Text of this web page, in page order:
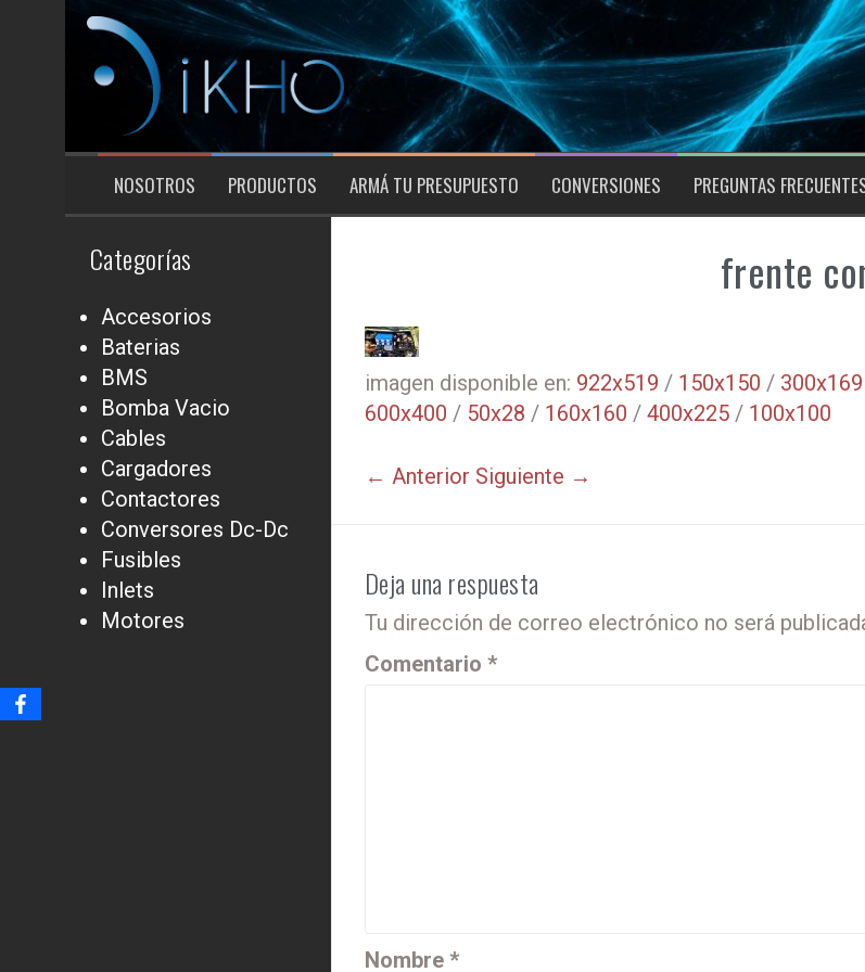
contenido
NOSOTROS PRODUCTOS ARMÁ TU PRESUPUESTO CONVERSIONES PREGUNTAS
frente
imagen disponible en: 922x519 / 150x150 / 300x169
600x400 / 50x28 / 160x160 / 400x225/ 100x100
← Anterior Siguiente →
Deja una respuesta
Tu dirección de correo electrónico no será
Comentario *
Nombre *
Categorías
Accesorios
Baterias
BMS
Bomba Vacio
Cables
Cargadores
Contactores
Conversores Dc-Dc
Fusibles
Inlets
Motores